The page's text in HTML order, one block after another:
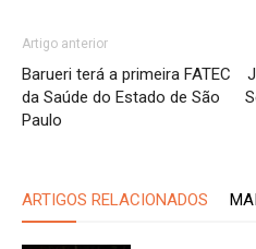
Artigo anterior
Barueri terá a primeira FATEC
da Saúde do Estado de São
Paulo
ARTIGOS RELACIONADOS